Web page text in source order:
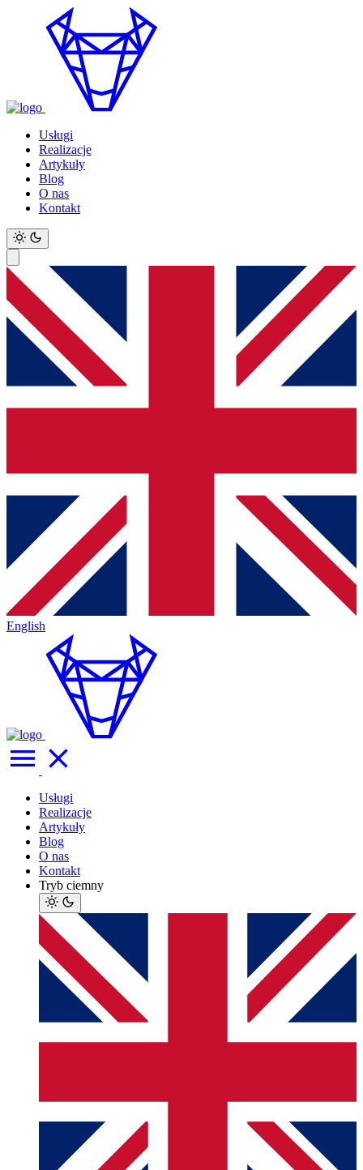
Usługi
Realizacje
Artykuły
Blog
O nas
Kontakt
English
Usługi
Realizacje
Artykuły
Blog
O nas
Kontakt
Tryb ciemny